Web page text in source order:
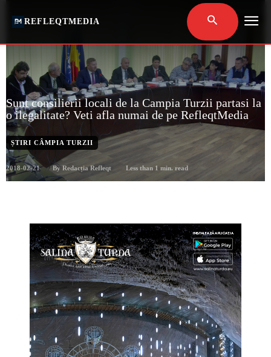
REFLEQTMEDIA
Sunt consilierii locali de la Campia Turzii partasi la
o ilegalitate? Veti afla numai de pe RefleqtMedia
ȘTIRI CÂMPIA TURZII
2018-02-21 By Redacția Refleqt Less than 1 min. read